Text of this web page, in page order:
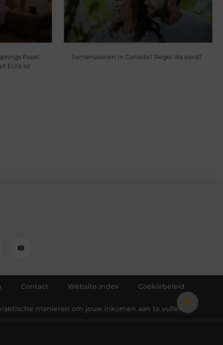
Praat
Echt Is)
Samenwonen in Canada? Regel dit eerst!
Contact Website index Cookiebeleid
manieren om jouw inkomen aan te vullen